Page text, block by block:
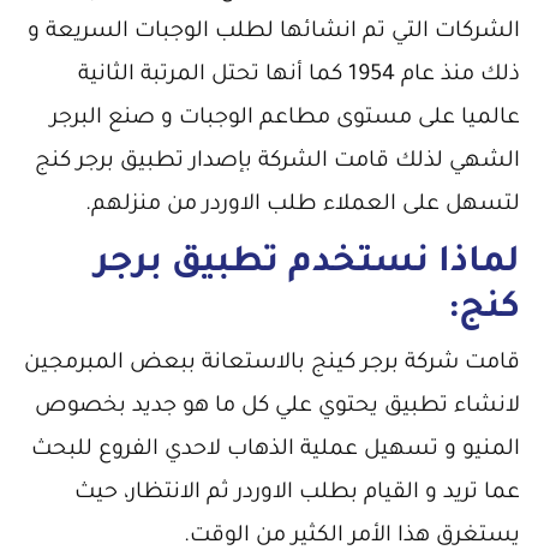
الشركات التي تم انشائها لطلب الوجبات السريعة و
ذلك منذ عام 1954 كما أنها تحتل المرتبة الثانية
عالميا على مستوى مطاعم الوجبات و صنع البرجر
الشهي لذلك قامت الشركة بإصدار تطبيق برجر كنج
لتسهل على العملاء طلب الاوردر من منزلهم.
لماذا نستخدم تطبيق برجر
كنج:
قامت شركة برجر كينج بالاستعانة ببعض المبرمجين
لانشاء تطبيق يحتوي علي كل ما هو جديد بخصوص
المنيو و تسهيل عملية الذهاب لاحدي الفروع للبحث
عما تريد و القيام بطلب الاوردر ثم الانتظار، حيث
يستغرق هذا الأمر الكثير من الوقت.